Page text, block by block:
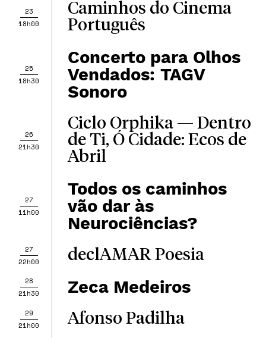
23
18h00
Caminhos do Cinema
Português
25
18h30
Concerto para Olhos
Vendados: TAGV
Sonoro
26
21h30
Ciclo Orphika — ​​Dentro
de Ti, Ó Cidade: Ecos de
Abril
27
11h00
Todos os caminhos
vão dar às
Neurociências?
27
22h00
declAMAR Poesia
28
21h30
Zeca Medeiros
29
21h00
Afonso Padilha